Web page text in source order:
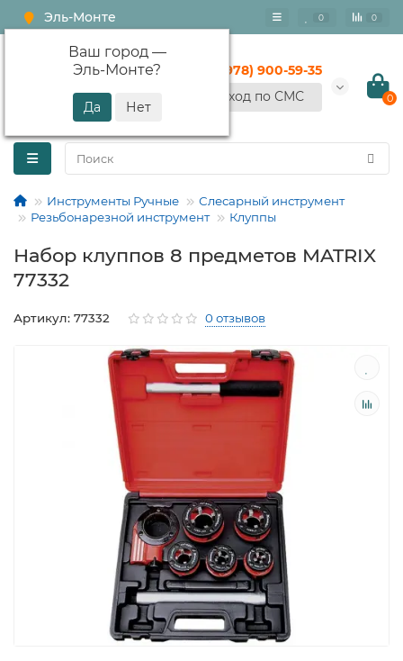
Эль-Монте
Ваш город —
Эль-Монте?
0 0
+7 (978) 900-59-35
Вход по СМС
0
Инструменты Ручные
Слесарный инструмент
Резьбонарезной инструмент
Клуппы
Набор клуппов 8 предметов MATRIX
77332
Артикул: 77332 0 отзывов